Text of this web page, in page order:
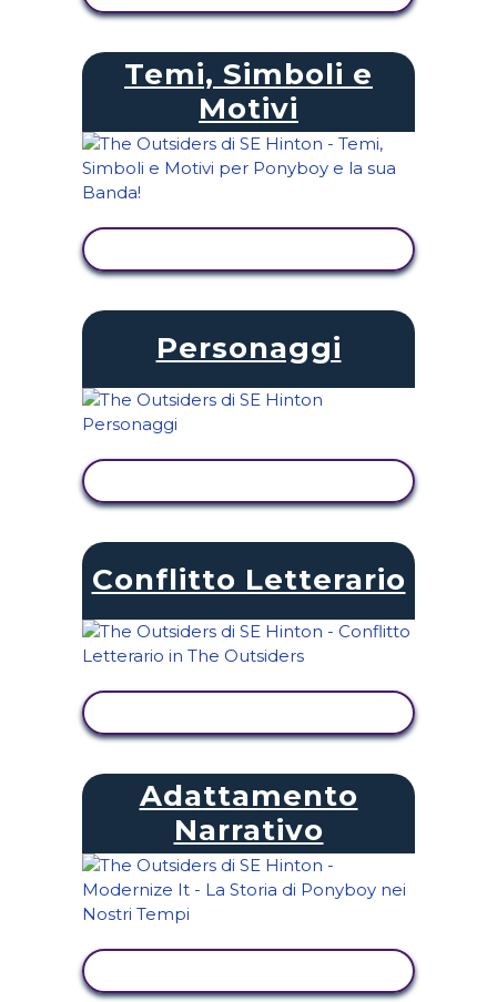
Temi, Simboli e
Motivi
Personaggi
Conflitto Letterario
Adattamento
Narrativo